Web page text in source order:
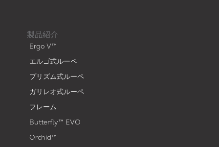
製品紹介
Ergo V™
エルゴ式ルーペ
プリズム式ルーペ
ガリレオ式ルーペ
フレーム
Butterfly™ EVO
Orchid™